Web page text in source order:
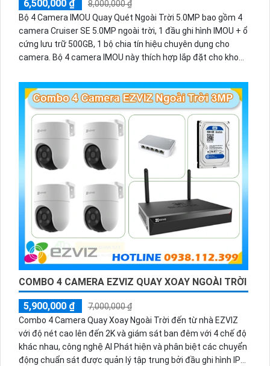
6,500,000 ₫
8,000,000 ₫
Bộ 4 Camera IMOU Quay Quét Ngoài Trời 5.0MP bao gồm 4
camera Cruiser SE 5.0MP ngoài trời, 1 đầu ghi hình IMOU + ổ
cứng lưu trữ 500GB, 1 bộ chia tín hiệu chuyên dụng cho
camera. Bộ 4 camera IMOU này thích hợp lắp đặt cho kho
trời.
COMBO 4 CAMERA EZVIZ QUAY XOAY NGOÀI TRỜI
5,900,000 ₫
7,000,000 ₫
Combo 4 Camera Quay Xoay Ngoài Trời đến từ nhà EZVIZ
với độ nét cao lên đến 2K và giám sát ban đêm với 4 chế độ
khác nhau, công nghệ AI Phát hiện và phân biệt các chuyển
động chuẩn sát được quản lý tập trung bởi đầu ghi hình IP